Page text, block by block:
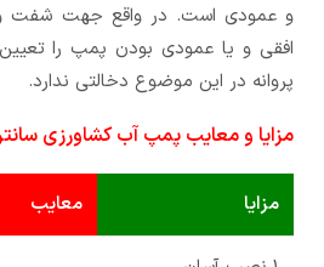
و عمودی است. در واقع جهت شفت و
افقی و یا عمودی بودن پمپ را
پروانه در این موضوع دخالتی ندارد.
مزایا و معایب پمپ آب کشاورزی
مزایا معایب